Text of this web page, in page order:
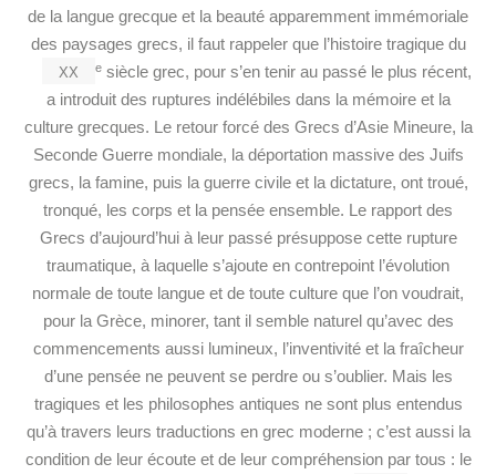
de la langue grecque et la beauté apparemment immémoriale
des paysages grecs, il faut rappeler que l’histoire tragique du
xx esiècle grec, pour s’en tenir au passé le plus récent,
a introduit des ruptures indélébiles dans la mémoire et la
culture grecques. Le retour forcé des Grecs d’Asie Mineure, la
Seconde Guerre mondiale, la déportation massive des Juifs
grecs, la famine, puis la guerre civile et la dictature, ont troué,
tronqué, les corps et la pensée ensemble. Le rapport des
Grecs d’aujourd’hui à leur passé présuppose cette rupture
traumatique, à laquelle s’ajoute en contrepoint l’évolution
normale de toute langue et de toute culture que l’on voudrait,
pour la Grèce, minorer, tant il semble naturel qu’avec des
commencements aussi lumineux, l’inventivité et la fraîcheur
d’une pensée ne peuvent se perdre ou s’oublier. Mais les
tragiques et les philosophes antiques ne sont plus entendus
qu’à travers leurs traductions en grec moderne ; c’est aussi la
condition de leur écoute et de leur compréhension par tous : le